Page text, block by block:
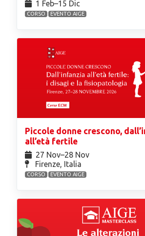
1 Feb⁠–15 Dic
CORSO EVENTO AIGE
Piccole donne crescono,
all’età fertile
27 Nov⁠–28 Nov
Firenze, Italia
CORSO EVENTO AIGE